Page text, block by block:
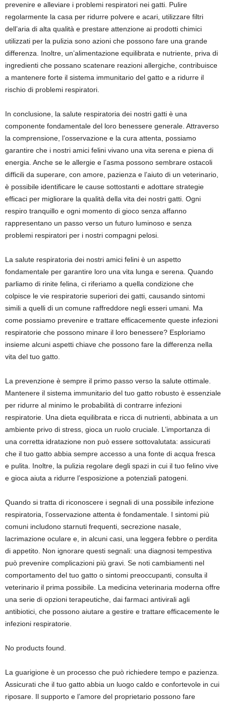
prevenire e alleviare i problemi respiratori nei gatti. Pulire
regolarmente la casa per ridurre polvere e acari, utilizzare filtri
dell’aria di alta qualità e prestare attenzione ai prodotti chimici
utilizzati per la pulizia sono azioni che possono fare una grande
differenza. Inoltre, un’alimentazione equilibrata e nutriente, priva di
ingredienti che possano scatenare reazioni allergiche, contribuisce
a mantenere forte il sistema immunitario del gatto e a ridurre il
rischio di problemi respiratori.
In conclusione, la salute respiratoria dei nostri gatti è una
componente fondamentale del loro benessere generale. Attraverso
la comprensione, l’osservazione e la cura attenta, possiamo
garantire che i nostri amici felini vivano una vita serena e piena di
energia. Anche se le allergie e l’asma possono sembrare ostacoli
difficili da superare, con amore, pazienza e l’aiuto di un veterinario,
è possibile identificare le cause sottostanti e adottare strategie
efficaci per migliorare la qualità della vita dei nostri gatti. Ogni
respiro tranquillo e ogni momento di gioco senza affanno
rappresentano un passo verso un futuro luminoso e senza
problemi respiratori per i nostri compagni pelosi.
La salute respiratoria dei nostri amici felini è un aspetto
fondamentale per garantire loro una vita lunga e serena. Quando
parliamo di rinite felina, ci riferiamo a quella condizione che
colpisce le vie respiratorie superiori dei gatti, causando sintomi
simili a quelli di un comune raffreddore negli esseri umani. Ma
come possiamo prevenire e trattare efficacemente queste infezioni
respiratorie che possono minare il loro benessere? Esploriamo
insieme alcuni aspetti chiave che possono fare la differenza nella
vita del tuo gatto.
La prevenzione è sempre il primo passo verso la salute ottimale.
Mantenere il sistema immunitario del tuo gatto robusto è essenziale
per ridurre al minimo le probabilità di contrarre infezioni
respiratorie. Una dieta equilibrata e ricca di nutrienti, abbinata a un
ambiente privo di stress, gioca un ruolo cruciale. L’importanza di
una corretta idratazione non può essere sottovalutata: assicurati
che il tuo gatto abbia sempre accesso a una fonte di acqua fresca
e pulita. Inoltre, la pulizia regolare degli spazi in cui il tuo felino vive
e gioca aiuta a ridurre l’esposizione a potenziali patogeni.
Quando si tratta di riconoscere i segnali di una possibile infezione
respiratoria, l’osservazione attenta è fondamentale. I sintomi più
comuni includono starnuti frequenti, secrezione nasale,
lacrimazione oculare e, in alcuni casi, una leggera febbre o perdita
di appetito. Non ignorare questi segnali: una diagnosi tempestiva
può prevenire complicazioni più gravi. Se noti cambiamenti nel
comportamento del tuo gatto o sintomi preoccupanti, consulta il
veterinario il prima possibile. La medicina veterinaria moderna offre
una serie di opzioni terapeutiche, dai farmaci antivirali agli
antibiotici, che possono aiutare a gestire e trattare efficacemente le
infezioni respiratorie.
No products found.
La guarigione è un processo che può richiedere tempo e pazienza.
Assicurati che il tuo gatto abbia un luogo caldo e confortevole in cui
riposare. Il supporto e l’amore del proprietario possono fare